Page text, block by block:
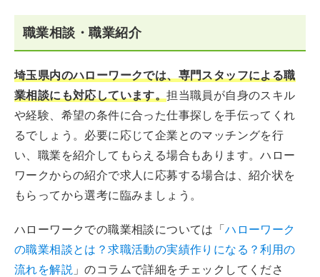
職業相談・職業紹介
埼玉県内のハローワークでは、専門スタッフによる職
業相談にも対応しています。担当職員が自身のスキル
や経験、希望の条件に合った仕事探しを手伝ってくれ
るでしょう。必要に応じて企業とのマッチングを行
い、職業を紹介してもらえる場合もあります。ハロー
ワークからの紹介で求人に応募する場合は、紹介状を
もらってから選考に臨みましょう。
ハローワークでの職業相談については「ハローワーク
の職業相談とは？求職活動の実績作りになる？利用の
流れを解説 」のコラムで詳細をチェックしてくださ